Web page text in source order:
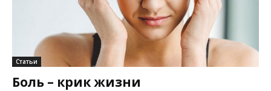
Статьи
Боль – крик жизни